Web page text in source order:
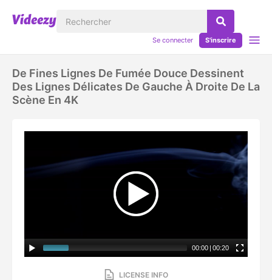
Se connecter S'inscrire
De Fines Lignes De Fumée Douce Dessinent
Des Lignes Délicates De Gauche À Droite De La
Scène En 4K
00:00 | 00:20
LICENSE INFO